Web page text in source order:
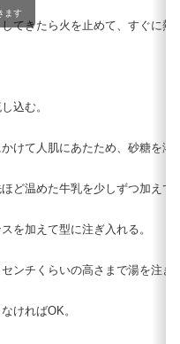
てきたら火を止めて、すぐに熱
込む。
けて人肌にあたため、砂糖を溶
ど温めた牛乳を少しずつ加えて
を加えて型に注ぎ入れる。
ンチくらいの高さまで湯を注
ければOK。
ます